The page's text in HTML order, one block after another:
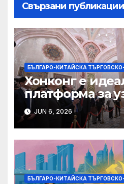
Свързани публикации
БЪЛГАРО-КИТАЙСКА
Хонконг е
платформа за
фирми да
крилата си в
мащаб, казва
JUN 6, 2026
БЪЛГАРО-КИТАЙСКА